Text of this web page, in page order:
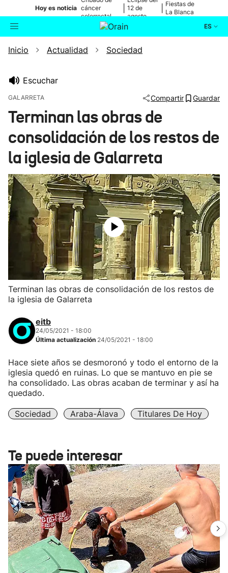
Hoy es noticia cáncer
colorrectal
12 de
agosto
Fiestas de
La Blanca
ES
Buscador Actualidad
Ikusmiran
Eguraldia
Inicio Actualidad Sociedad
Escuchar
GALARRETA Compartir Guardar
Terminan las obras de
consolidación de los restos de
la iglesia de Galarreta
Terminan las obras de consolidación de los restos de
la iglesia de Galarreta
eitb
24/05/2021 - 18:00
Última actualización 24/05/2021 - 18:00
Hace siete años se desmoronó y todo el entorno de la
iglesia quedó en ruinas. Lo que se mantuvo en pie se
ha consolidado. Las obras acaban de terminar y así ha
quedado.
Sociedad Araba-Álava Titulares De Hoy
Te puede interesar